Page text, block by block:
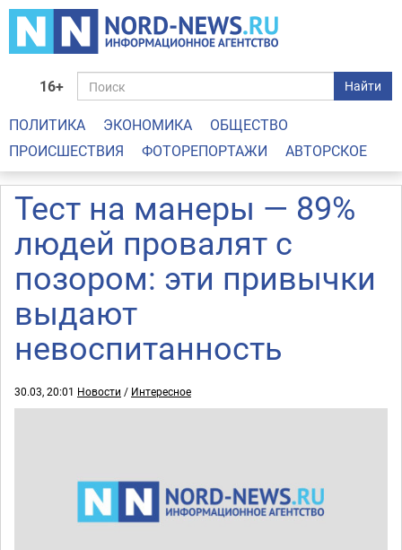
16+ Найти
ПОЛИТИКА ЭКОНОМИКА
ОБЩЕСТВО
ПРОИСШЕСТВИЯ
ФОТОРЕПОРТАЖИ АВТОРСКОЕ
Тест на манеры — 89%
людей провалят c
позором: эти привычки
выдают
невоспитанность
30.03, 20:01 Новости / Интересное